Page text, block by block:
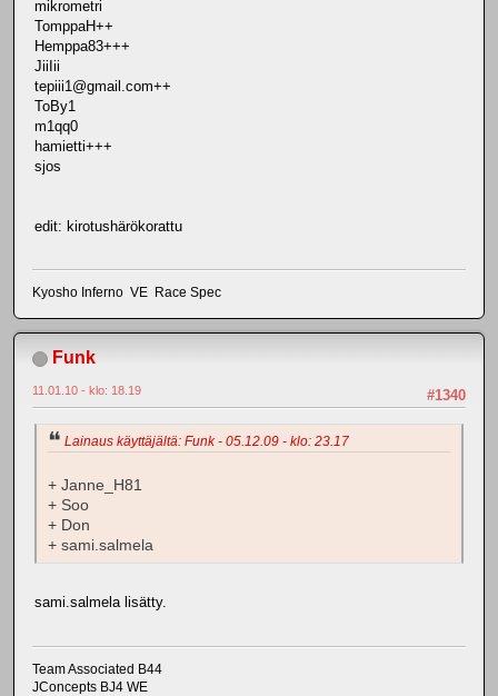
mikrometri
TomppaH++
Hemppa83+++
JiiIii
tepiii1@gmail.com++
ToBy1
m1qq0
hamietti+++
sjos
edit: kirotushärökorattu
Kyosho Inferno VE Race Spec
Funk
#1340
11.01.10 - klo: 18.19
Lainaus käyttäjältä: Funk - 05.12.09 - klo: 23.17
+ Janne_H81
+ Soo
+ Don
+ sami.salmela
sami.salmela lisätty.
Team Associated B44
JConcepts BJ4 WE